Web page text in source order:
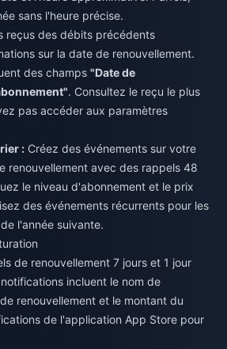
sans l'heure précise.
reçus des débits précédents
sur la date de renouvellement.
des champs "Date de
. Consultez le reçu le plus
pas accéder aux paramètres
: Créez des événements sur votre
renouvellement avec des rappels 48
le niveau d'abonnement et le prix
des événements récurrents pour les
l'année suivante.
de renouvellement 7 jours et 1 jour
incluent le nom de
renouvellement et le montant du
de l'application App Store pour